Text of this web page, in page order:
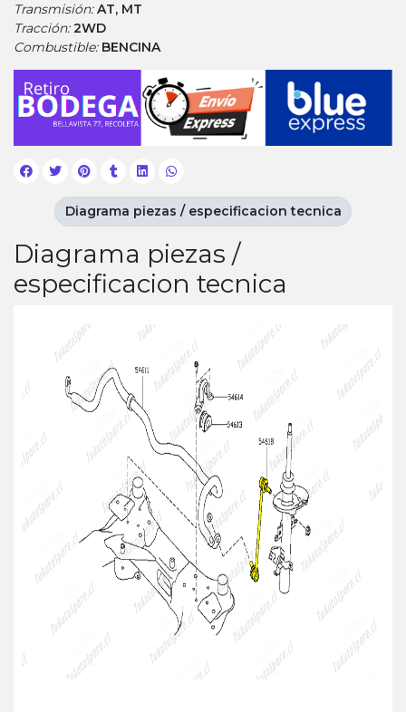
Transmisión:AT, MT
Tracción:2WD
Combustible: BENCINA
Diagrama piezas /
especificacion tecnica
Diagrama piezas / especificacion tecnica